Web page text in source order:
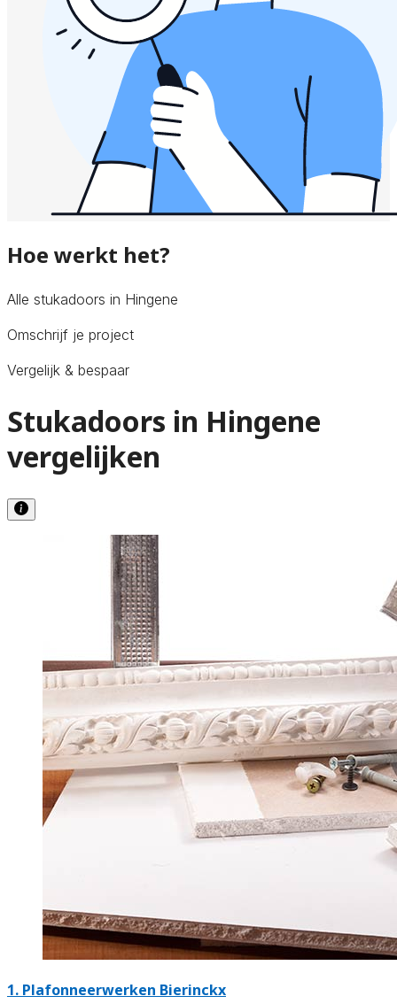
Hoe werkt het?
Alle stukadoors in Hingene
Omschrijf je project
Vergelijk & bespaar
Stukadoors in Hingene
vergelijken
1. Plafonneerwerken Bierinckx